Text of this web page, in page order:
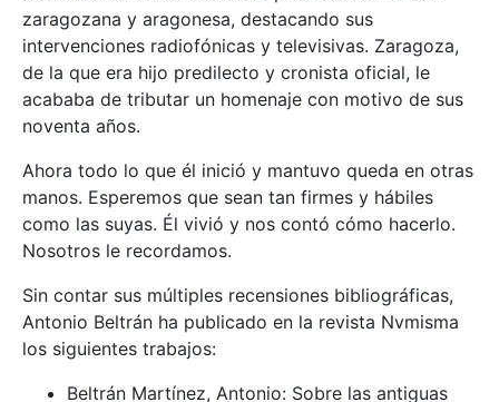
zaragozana y aragonesa, destacando sus
intervenciones radiofónicas y televisivas. Zaragoza,
de la que era hijo predilecto y cronista oficial, le
acababa de tributar un homenaje con motivo de sus
noventa años.
Ahora todo lo que él inició y mantuvo queda en otras
manos. Esperemos que sean tan firmes y hábiles
como las suyas. Él vivió y nos contó cómo hacerlo.
Nosotros le recordamos.
Sin contar sus múltiples recensiones bibliográficas,
Antonio Beltrán ha publicado en la revista Nvmisma
los siguientes trabajos:
Beltrán Martínez, Antonio: Sobre las antiguas